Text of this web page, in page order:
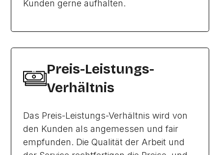
Kunden gerne aufhalten.
Preis-Leistungs-
Verhältnis
Das Preis-Leistungs-Verhältnis wird von
den Kunden als angemessen und fair
empfunden. Die Qualität der Arbeit und